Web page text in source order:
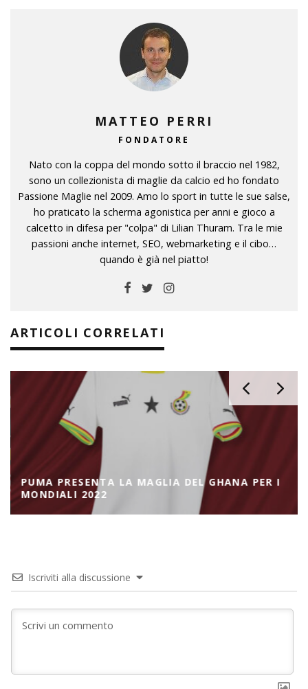
MATTEO PERRI
FONDATORE
Nato con la coppa del mondo sotto il braccio nel 1982,
sono un collezionista di maglie da calcio ed ho fondato
Passione Maglie nel 2009. Amo lo sport in tutte le sue salse,
ho praticato la scherma agonistica per anni e gioco a
calcetto in difesa per "colpa" di Lilian Thuram. Tra le mie
passioni anche internet, SEO, webmarketing e il cibo…
quando è già nel piatto!
ARTICOLI CORRELATI
PUMA PRESENTA LA MAGLIA DEL GHANA PER I
MONDIALI 2022
Iscriviti alla discussione